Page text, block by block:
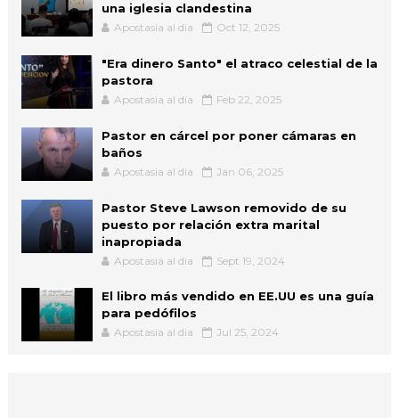
una iglesia clandestina
Apostasia al dia Oct 12, 2025
"Era dinero Santo" el atraco celestial de la
pastora
Apostasia al dia Feb 22, 2025
Pastor en cárcel por poner cámaras en
baños
Apostasia al dia Jan 06, 2025
Pastor Steve Lawson removido de su
puesto por relación extra marital
inapropiada
Apostasia al dia Sept 19, 2024
El libro más vendido en EE.UU es una guía
para pedófilos
Apostasia al dia Jul 25, 2024